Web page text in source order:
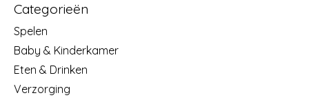
Categorieën
Spelen
Baby & Kinderkamer
Eten & Drinken
Verzorging